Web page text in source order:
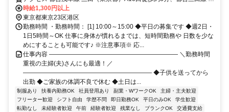
田（東京都）A10口徒歩約3分、都営三田線 芝公園A2口徒歩約4分
「三田」駅 徒歩3分/駅チカ
時給1,300円以上
東京都東京23区港区
勤務時間 ・勤務時間： [1] 10:00～15:00 ◆平日の募集です ◆週2日・
1日5時間～OK 仕事に身体が慣れるまでは、短時間勤務や 日数を少な
めにすることも可能です♪ ※注意事項※ 応...
仕事内容 ――――――――――――――――――――― ＼勤務時間
重視の主婦(夫)さんにも最適！／
――――――――――――――――――――― ◆子供を送ってから
出勤 ◆ご家族の体調不良で休む ◆土日は...
制服あり 扶養内勤務OK 社員登用あり 副業・WワークOK
主婦・主夫歓迎
フリーター歓迎
シフト自由 学歴不問 即日勤務OK 平日のみOK
学生歓迎
転勤なし
未経験者歓迎 午前 経験者歓迎 残業なし ブランクOK
交通費支給